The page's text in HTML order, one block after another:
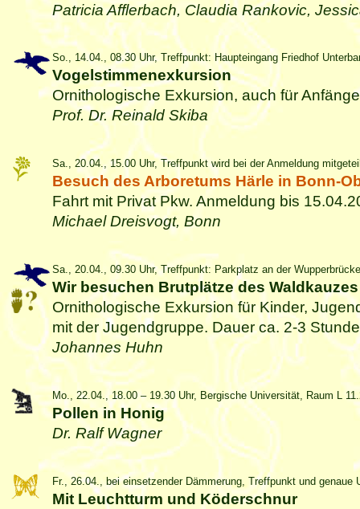
Patricia Afflerbach, Claudia Rankovic,
So., 14.04., 08.30 Uhr, Treffpunkt: Haupteingang Friedhof
Vogelstimmenexkursion
Ornithologische Exkursion, auch für
Prof. Dr. Reinald Skiba
Sa., 20.04., 15.00 Uhr, Treffpunkt wird bei der Anmeldung
Besuch des Arboretums Härle in Bonn-
Fahrt mit Privat Pkw. Anmeldung bis
Michael Dreisvogt, Bonn
Sa., 20.04., 09.30 Uhr, Treffpunkt: Parkplatz an der
Wir besuchen Brutplätze des Waldkauzes
Ornithologische Exkursion für Kinder,
mit der Jugendgruppe. Dauer ca. 2-3
Johannes Huhn
Mo., 22.04., 18.00 – 19.30 Uhr, Bergische Universität, Raum L
Pollen in Honig
Dr. Ralf Wagner
Fr., 26.04., bei einsetzender Dämmerung, Treffpunkt und genaue
Mit Leuchtturm und Köderschnur